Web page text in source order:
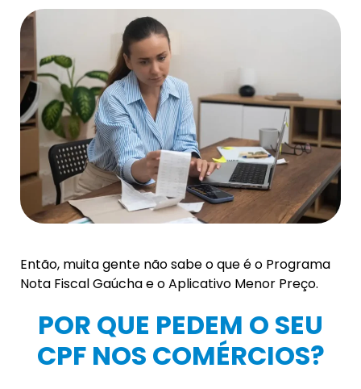
Então, muita gente não sabe o que é o Programa
Nota Fiscal Gaúcha e o Aplicativo Menor Preço.
POR QUE PEDEM O SEU
CPF NOS COMÉRCIOS?